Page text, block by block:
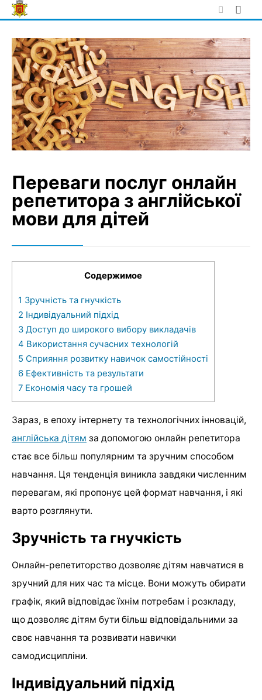
Skip
to
Переваги послуг онлайн
репетитора з англійської
мови для дітей
Содержимое
1 Зручність та гнучкість
2 Індивідуальний підхід
3 Доступ до широкого вибору викладачів
4 Використання сучасних технологій
5 Сприяння розвитку навичок самостійності
6 Ефективність та результати
7 Економія часу та грошей
Зараз, в епоху інтернету та технологічних інновацій,
англійська дітям за допомогою онлайн репетитора
стає все більш популярним та зручним способом
навчання. Ця тенденція виникла завдяки численним
перевагам, які пропонує цей формат навчання, і які
варто розглянути.
Зручність та гнучкість
Онлайн-репетиторство дозволяє дітям навчатися в
зручний для них час та місце. Вони можуть обирати
графік, який відповідає їхнім потребам і розкладу,
що дозволяє дітям бути більш відповідальними за
своє навчання та розвивати навички
самодисципліни.
Індивідуальний підхід